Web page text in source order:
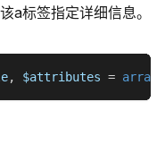
a标签指定详细信息。
, $attributes = array